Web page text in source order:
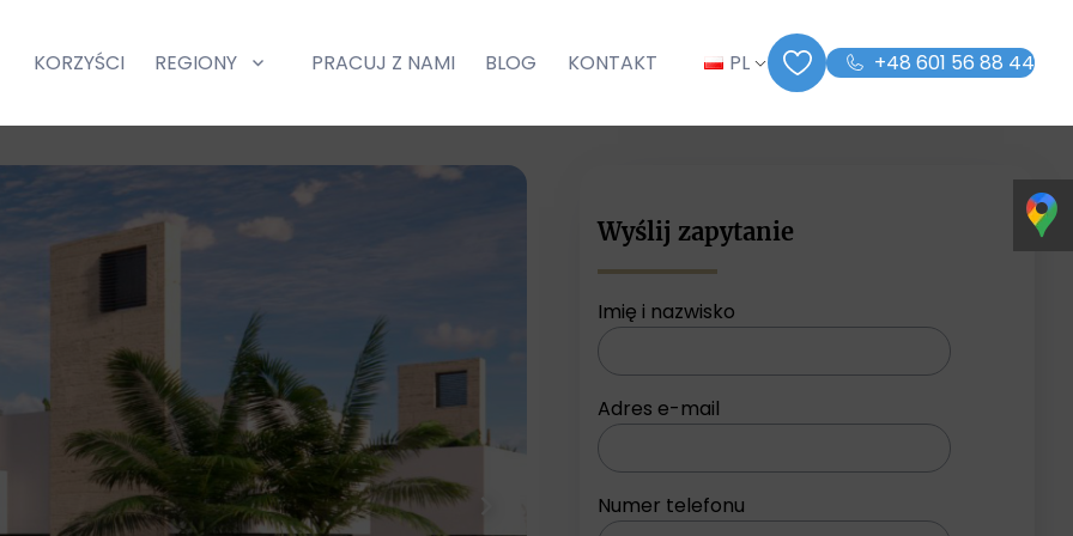
KORZYŚCI REGIONY PRACUJ Z NAMI BLOG KONTAKT PL +48 601 56 88 44
Wyślij zapytanie
Imię i nazwisko
Adres e-mail
Numer telefonu